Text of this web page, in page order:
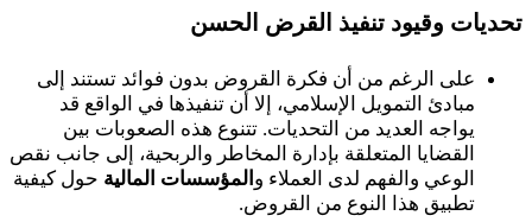
تحديات وقيود تنفيذ القرض الحسن
على الرغم من أن فكرة القروض بدون فوائد تستند إلى
مبادئ التمويل الإسلامي، إلا أن تنفيذها في الواقع قد
يواجه العديد من التحديات. تتنوع هذه الصعوبات بين
القضايا المتعلقة بإدارة المخاطر والربحية، إلى جانب نقص
الوعي والفهم لدى العملاء و المؤسسات المالية حول كيفية
تطبيق هذا النوع من القروض.